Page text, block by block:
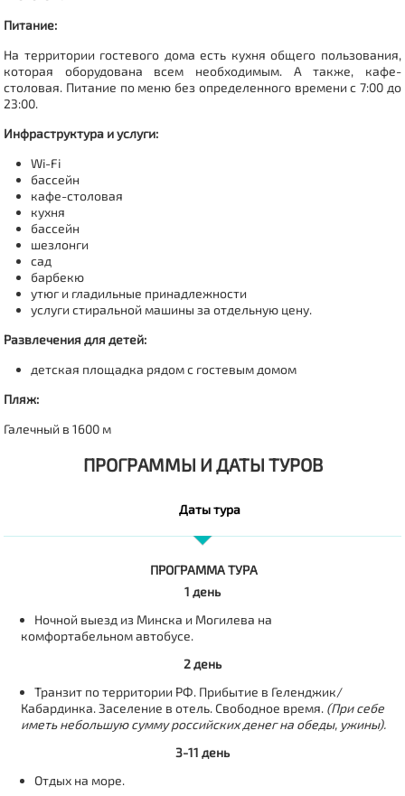
Питание:
На территории гостевого дома есть кухня общего пользования,
которая оборудована всем необходимым. А также, кафе-
столовая. Питание по меню без определенного времени с 7:00 до
23:00.
Инфраструктура и услуги:
Wi-Fi
бассейн
кафе-столовая
кухня
бассейн
шезлонги
сад
барбекю
утюг и гладильные принадлежности
услуги стиральной машины за отдельную цену.
Развлечения для детей:
детская площадка рядом с гостевым домом
Пляж:
Галечный в 1600 м
ПРОГРАММЫ И ДАТЫ ТУРОВ
Даты тура
ПРОГРАММА ТУРА
1 день
Ночной выезд из Минска и Могилева на
комфортабельном автобусе.
2 день
Транзит по территории РФ. Прибытие в Геленджик/
Кабардинка. Заселение в отель. Свободное время. (При себе
иметь небольшую сумму российских денег на обеды, ужины).
3-11 день
Отдых на море.